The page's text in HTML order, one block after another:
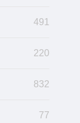
491
220
832
77